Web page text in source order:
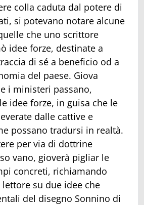
colla caduta dal potere di
si potevano notare alcune
che uno scrittore
idee forze, destinate a
di sé a beneficio od a
del paese. Giova
i ministeri passano,
idee forze, in guisa che le
dalle cattive e
possano tradursi in realtà.
per via di dottrine
vano, gioverà pigliar le
concreti, richiamando
lettore su due idee che
del disegno Sonnino di